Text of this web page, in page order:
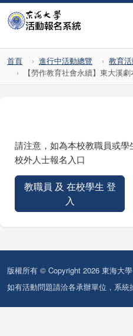
首頁 進行中活動總覽
教育
【勞作教育社會永續】東大溪
請注意，如為本校教職員或
校外人士報名入口
教職員 及 在校學生 登
入
版權所有 © Copyright 2026 東海大
如有活動問題請洽各承辦單位，系統